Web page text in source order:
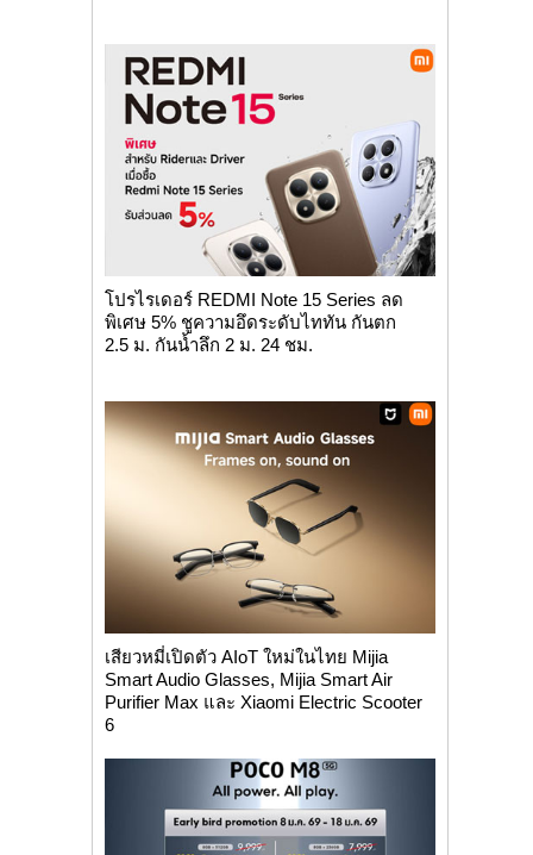
โปรไรเดอร์ REDMI Note 15 Series ลด
พิเศษ 5% ชูความอึดระดับไททัน กันตก
2.5 ม. กันน้ำลึก 2 ม. 24 ชม.
เสียวหมี่เปิดตัว AIoT ใหม่ในไทย Mijia
Smart Audio Glasses, Mijia Smart Air
Purifier Max และ Xiaomi Electric Scooter
6